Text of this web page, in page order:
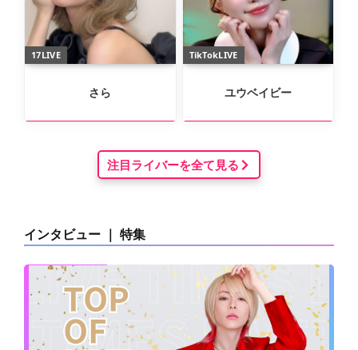
17LIVE
さら
TikTokLIVE
ユウベイビー
注目ライバーを全て見る
インタビュー ｜ 特集